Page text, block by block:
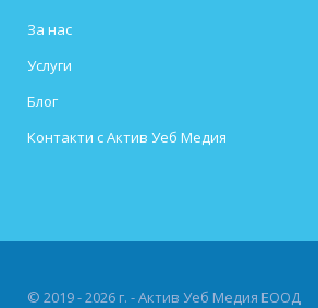
За нас
Услуги
Блог
Контакти с Актив Уеб Медия
© 2019 - 2026 г. - Актив Уеб Медия ЕООД